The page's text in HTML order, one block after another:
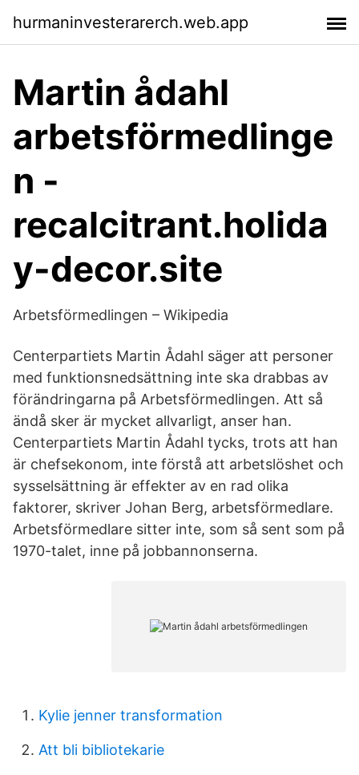
hurmaninvesterarerch.web.app
Martin ådahl
arbetsförmedlinge
n -
recalcitrant.holida
y-decor.site
Arbetsförmedlingen – Wikipedia
Centerpartiets Martin Ådahl säger att personer
med funktionsnedsättning inte ska drabbas av
förändringarna på Arbetsförmedlingen. Att så
ändå sker är mycket allvarligt, anser han.
Centerpartiets Martin Ådahl tycks, trots att han
är chefsekonom, inte förstå att arbetslöshet och
sysselsättning är effekter av en rad olika
faktorer, skriver Johan Berg, arbetsförmedlare.
Arbetsförmedlare sitter inte, som så sent som på
1970-talet, inne på jobbannonserna.
Kylie jenner transformation
Att bli bibliotekarie